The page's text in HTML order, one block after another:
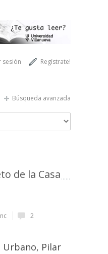
Regístrate!
sesión
Búsqueda avanzada
de la Casa
2
Urbano, Pilar